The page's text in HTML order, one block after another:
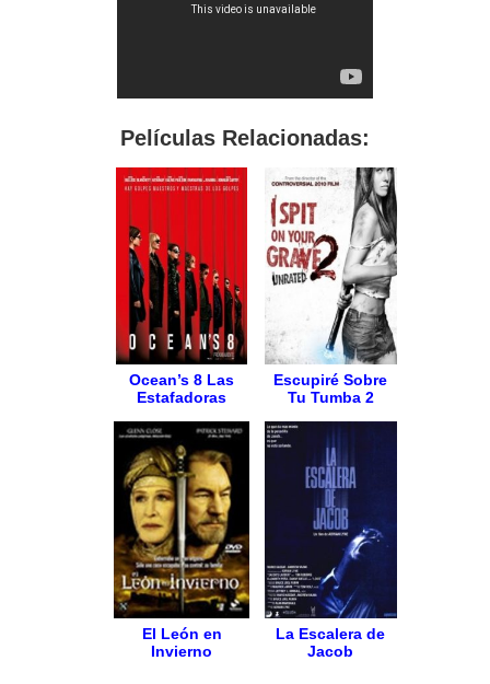
Películas Relacionadas:
Ocean’s 8 Las
Estafadoras
Escupiré Sobre
Tu Tumba 2
El León en
Invierno
La Escalera de
Jacob